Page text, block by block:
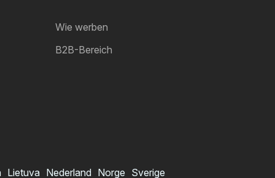
Wie werben
B2B-Bereich
Lietuva Nederland Norge Sverige